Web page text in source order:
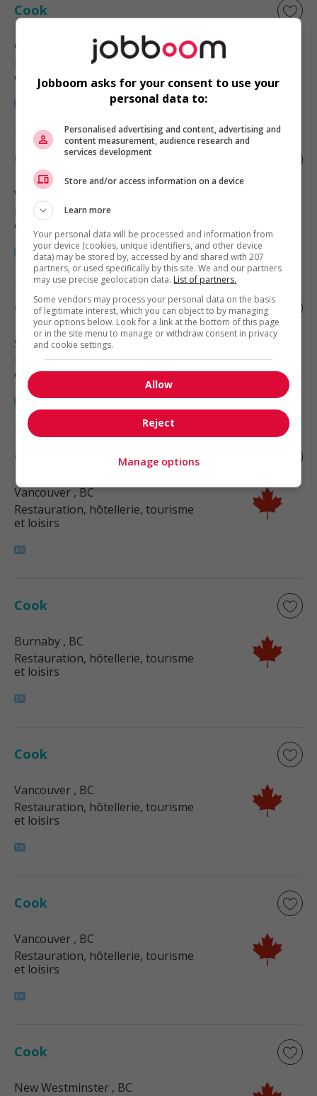
Cook
Coquitlam
Restauration, hôtellerie, tourisme
et loisirs
Cook
Vancouver
Restauration, hôtellerie, tourisme
et loisirs
Cook
Surrey , BC
Restauration, hôtellerie, tourisme
et loisirs
Cook
Vancouver, BC
Restauration, hôtellerie, tourisme
et loisirs
Cook
Burnaby , BC
Restauration, hôtellerie, tourisme
et loisirs
Cook
Vancouver , BC
Restauration, hôtellerie, tourisme
et loisirs
Cook
Vancouver , BC
Restauration, hôtellerie, tourisme
et loisirs
Cook
New Westminster , BC
Jobboom asks for your consent to use your
personal data to:
Personalised advertising and content, advertising and
content measurement, audience research and
services development
Store and/or access information on a device
Learn more
Your personal data will be processed and information from
your device (cookies, unique identifiers, and other device
data) may be stored by, accessed by and shared with 207
partners, or used specifically by this site. We and our partners
may use precise geolocation data. List of partners.
Some vendors may process your personal data on the basis
of legitimate interest, which you can object to by managing
your options below. Look for a link at the bottom of this page
or in the site menu to manage or withdraw consent in privacy
and cookie settings.
Allow
Reject
Manage options